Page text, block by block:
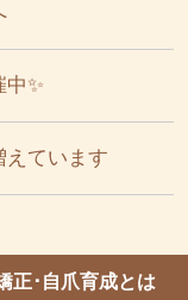
✨
えています
正･自爪育成とは